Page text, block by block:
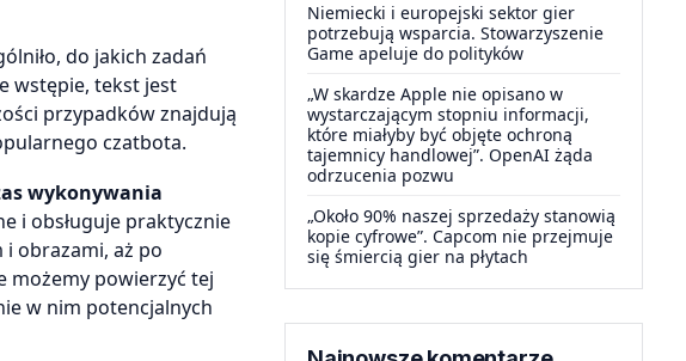
do jakich zadań
wstępie, tekst jest
przypadków znajdują
czatbota.
wykonywania
i obsługuje praktycznie
obrazami, aż po
możemy powierzyć tej
w nim potencjalnych
Niemiecki i europejski sektor gier
potrzebują wsparcia. Stowarzyszenie
Game apeluje do polityków
„W skardze Apple nie opisano w
wystarczającym stopniu informacji,
które miałyby być objęte ochroną
tajemnicy handlowej”. OpenAI żąda
odrzucenia pozwu
„Około 90% naszej sprzedaży stanowią
kopie cyfrowe”. Capcom nie przejmuje
się śmiercią gier na płytach